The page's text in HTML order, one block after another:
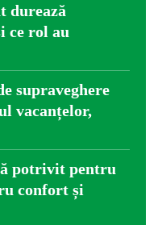
durează
ce rol au
supraveghere
vacanțelor,
potrivit pentru
confort și